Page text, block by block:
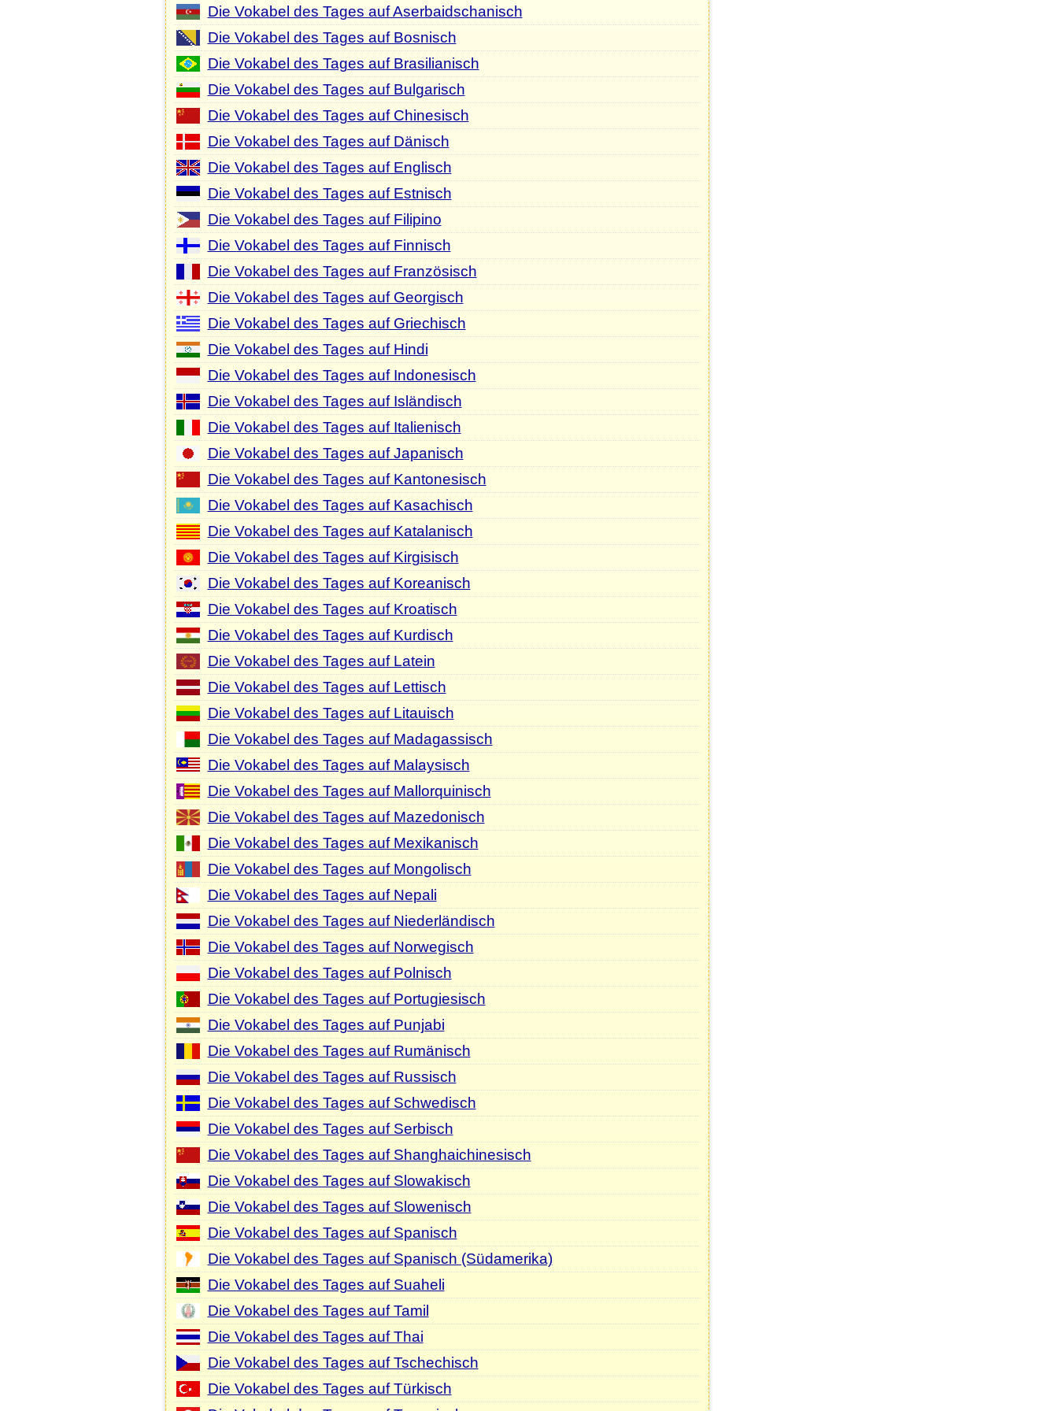
Die Vokabel des Tages auf Aserbaidschanisch
Die Vokabel des Tages auf Bosnisch
Die Vokabel des Tages auf Brasilianisch
Die Vokabel des Tages auf Bulgarisch
Die Vokabel des Tages auf Chinesisch
Die Vokabel des Tages auf Dänisch
Die Vokabel des Tages auf Englisch
Die Vokabel des Tages auf Estnisch
Die Vokabel des Tages auf Filipino
Die Vokabel des Tages auf Finnisch
Die Vokabel des Tages auf Französisch
Die Vokabel des Tages auf Georgisch
Die Vokabel des Tages auf Griechisch
Die Vokabel des Tages auf Hindi
Die Vokabel des Tages auf Indonesisch
Die Vokabel des Tages auf Isländisch
Die Vokabel des Tages auf Italienisch
Die Vokabel des Tages auf Japanisch
Die Vokabel des Tages auf Kantonesisch
Die Vokabel des Tages auf Kasachisch
Die Vokabel des Tages auf Katalanisch
Die Vokabel des Tages auf Kirgisisch
Die Vokabel des Tages auf Koreanisch
Die Vokabel des Tages auf Kroatisch
Die Vokabel des Tages auf Kurdisch
Die Vokabel des Tages auf Latein
Die Vokabel des Tages auf Lettisch
Die Vokabel des Tages auf Litauisch
Die Vokabel des Tages auf Madagassisch
Die Vokabel des Tages auf Malaysisch
Die Vokabel des Tages auf Mallorquinisch
Die Vokabel des Tages auf Mazedonisch
Die Vokabel des Tages auf Mexikanisch
Die Vokabel des Tages auf Mongolisch
Die Vokabel des Tages auf Nepali
Die Vokabel des Tages auf Niederländisch
Die Vokabel des Tages auf Norwegisch
Die Vokabel des Tages auf Polnisch
Die Vokabel des Tages auf Portugiesisch
Die Vokabel des Tages auf Punjabi
Die Vokabel des Tages auf Rumänisch
Die Vokabel des Tages auf Russisch
Die Vokabel des Tages auf Schwedisch
Die Vokabel des Tages auf Serbisch
Die Vokabel des Tages auf Shanghaichinesisch
Die Vokabel des Tages auf Slowakisch
Die Vokabel des Tages auf Slowenisch
Die Vokabel des Tages auf Spanisch
Die Vokabel des Tages auf Spanisch (Südamerika)
Die Vokabel des Tages auf Suaheli
Die Vokabel des Tages auf Tamil
Die Vokabel des Tages auf Thai
Die Vokabel des Tages auf Tschechisch
Die Vokabel des Tages auf Türkisch